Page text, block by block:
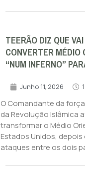
TEERÃO DIZ QUE VAI
CONVERTER MÉDIO
“NUM INFERNO”
Junho 11, 2026
O Comandante da
da Revolução Islâmica
transformar o Médio
Estados Unidos,
ataques entre os dois